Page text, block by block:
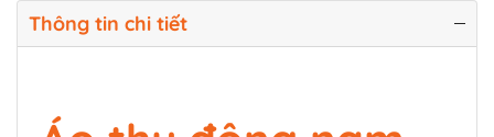
Thông tin chi tiết